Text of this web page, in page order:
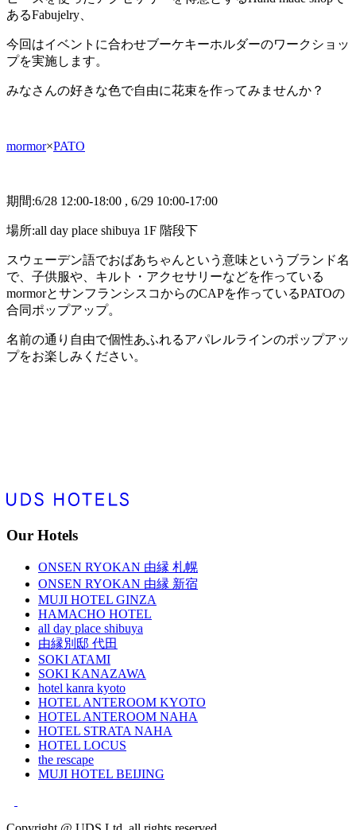
あるFabujelry、
今回はイベントに合わせブーケキーホルダーのワークショッ
プを実施します。
みなさんの好きな色で自由に花束を作ってみませんか？
mormor×PATO
期間:6/28 12:00-18:00 , 6/29 10:00-17:00
場所:all day place shibuya 1F 階段下
スウェーデン語でおばあちゃんという意味というブランド名
で、子供服や、キルト・ アクセサリーなどを作っている
mormorとサンフランシスコからのCAPを作っているPATOの
合同ポップアップ。
名前の通り自由で個性あふれるアパレルラインのポップアッ
プをお楽しみください。
Our Hotels
ONSEN RYOKAN 由縁 札幌
ONSEN RYOKAN 由縁 新宿
MUJI HOTEL GINZA
HAMACHO HOTEL
all day place shibuya
由縁別邸 代田
SOKI ATAMI
SOKI KANAZAWA
hotel kanra kyoto
HOTEL ANTEROOM KYOTO
HOTEL ANTEROOM NAHA
HOTEL STRATA NAHA
HOTEL LOCUS
the rescape
MUJI HOTEL BEIJING